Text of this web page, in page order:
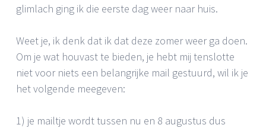
glimlach ging ik die eerste dag weer naar huis.
Weet je, ik denk dat ik dat deze zomer weer ga doen.
Om je wat houvast te bieden, je hebt mij tenslotte
niet voor niets een belangrijke mail gestuurd, wil ik je
het volgende meegeven:
1) je mailtje wordt tussen nu en 8 augustus dus